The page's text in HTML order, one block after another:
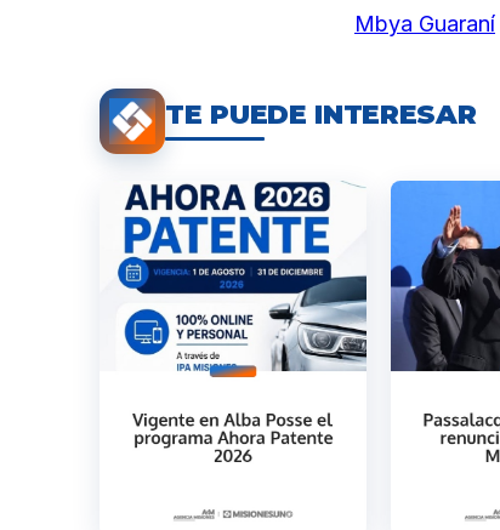
Mbya Guaraní
TE PUEDE INTERESAR